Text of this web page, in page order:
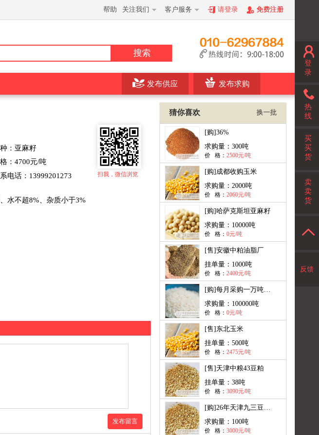
帮助 关注我们 客户服务 请登录 免费注册
搜索
发布供应 发布求购
扫我，微信浏览
：亚麻籽
： 4700元/吨
电话：13999201273
水不超8%、杂质小于3%
发布留言
猜你喜欢 换一批
[购]36%
求购量： 300吨
价 格： 2500元/吨
[购] 成都收购玉米
求购量： 2000吨
价 格： 2060元/吨
[购]哈萨克斯坦亚麻籽
求购量： 10000吨
价 格： 0元/吨
[售]安徽中粕油脂厂
挂单量： 1000吨
价 格： 2400元/吨
[购]每月采购一万吨大米出口
求购量： 100000吨
价 格： 0元/吨
[售] 东北玉米
挂单量： 500吨
价 格： 2475元/吨
[售] 天津中粮43豆粕
挂单量： 38吨
价 格： 3090元/吨
[购]26年天津九三豆粕现货
求购量： 100吨
价 格： 3000元/吨
登
录
热
线
买
买
货
卖
卖
货
反馈